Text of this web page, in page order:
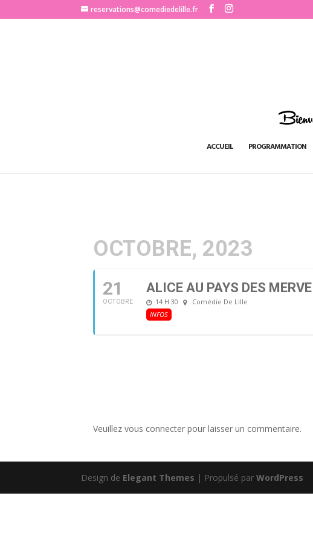
http://www.comediedelille.frreservations@comediedelille.fr
ACCUEIL PROGRAMMATION
OCTOBRE, 2023
21
OCTOBRE
ALICE AU PAYS DES
14 H 30
Comédie De Lille
INFOS
Veuillez vous connecter pour laisser un commentaire.
Design de Elegant Themes | Propulsé parWordPress